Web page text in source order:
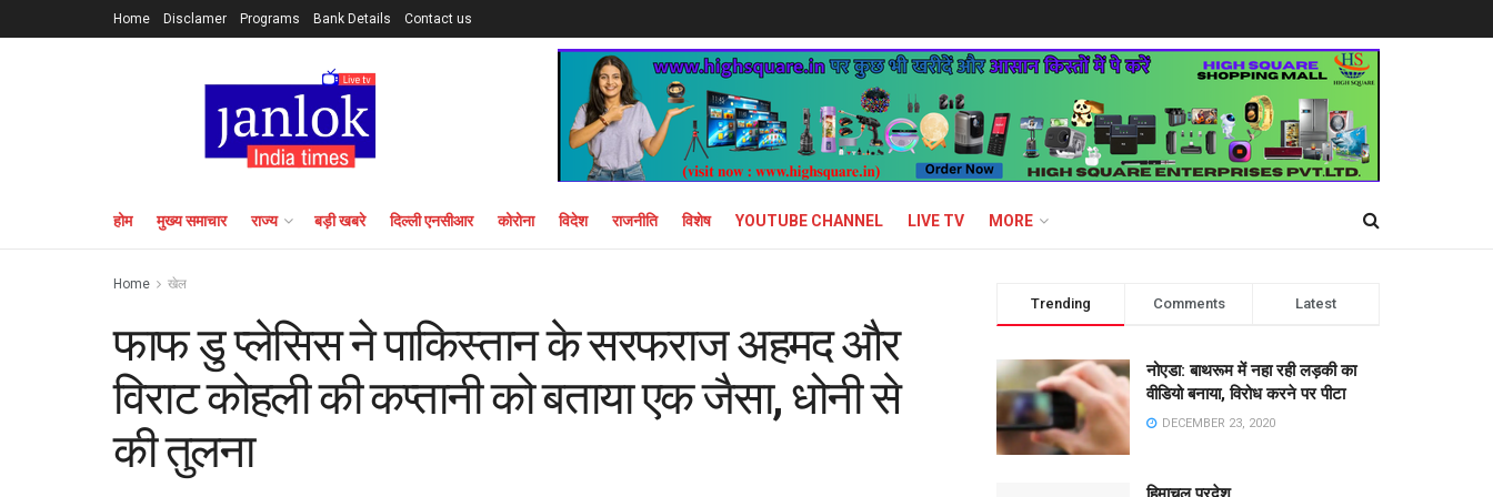
Home Disclamer Programs Bank Details Contact us
होम मुख्य समाचार राज्य बड़ी खबरे दिल्ली एनसीआर कोरोना विदेश राजनीति विशेष YOUTUBE CHANNEL LIVE TV MORE
Home खेल
फाफ डु प्लेसिस ने पाकिस्तान के सरफराज अहमद और
विराट कोहली की कप्तानी को बताया एक जैसा, धोनी से
की तुलना
Trending Comments Latest
नोएडा: बाथरूम में नहा रही लड़की का
वीडियो बनाया, विरोध करने पर पीटा
DECEMBER 23, 2020